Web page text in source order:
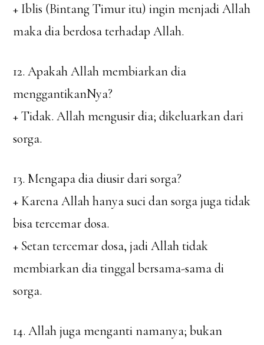
+ Iblis (Bintang Timur itu) ingin menjadi Allah
maka dia berdosa terhadap Allah.
12. Apakah Allah membiarkan dia
menggantikanNya?
+ Tidak. Allah mengusir dia; dikeluarkan dari
sorga.
13. Mengapa dia diusir dari sorga?
+ Karena Allah hanya suci dan sorga juga tidak
bisa tercemar dosa.
+ Setan tercemar dosa, jadi Allah tidak
membiarkan dia tinggal bersama-sama di
sorga.
14. Allah juga menganti namanya; bukan